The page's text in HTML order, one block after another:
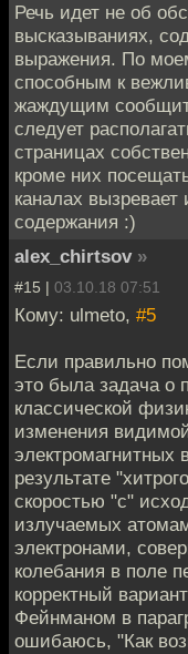
Речь идет не об
высказываниях,
выражения. По
способным к
жаждущим
следует
страницах
кроме них
каналах
содержания :)
alex_chirtsov »
#15 | 03.10.18 07:51
Кому: ulmeto, #5
Если правильно
это была задача о
классической
изменения
электромагнитных
результате
скоростью "с"
излучаемых
электронами,
колебания в поле
корректный
Фейнманом в
ошибаюсь, "Как